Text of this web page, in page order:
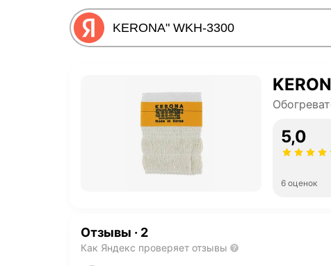
5,0
6 оценок
Отзывы · 2
Как Яндекс проверяет отзывы